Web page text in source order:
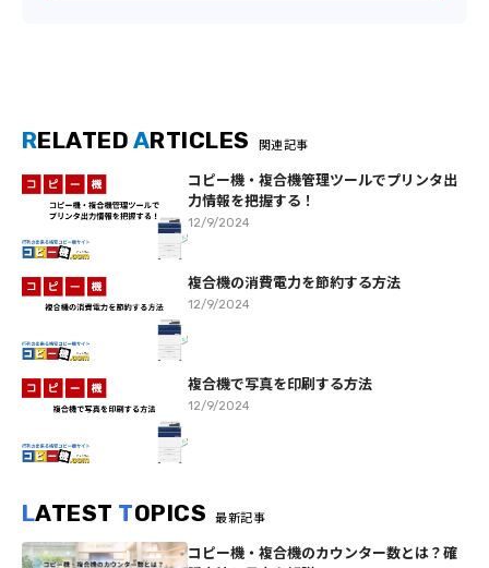
RELATED ARTICLES 関連記事
コピー機・複合機管理ツールでプリンタ出
力情報を把握する！
12/9/2024
複合機の消費電力を節約する方法
12/9/2024
複合機で写真を印刷する方法
12/9/2024
LATEST TOPICS 最新記事
コピー機・複合機のカウンター数とは？確